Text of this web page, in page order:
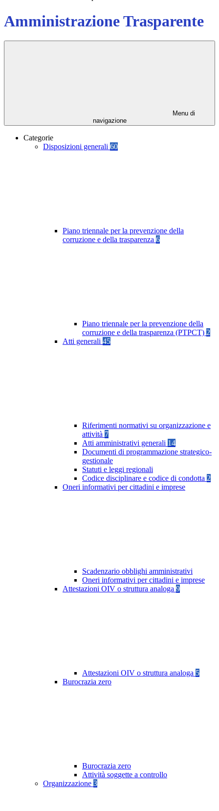
Amministrazione Trasparente
Menu di
navigazione
Categorie
Disposizioni generali 60
Piano triennale per la prevenzione della
corruzione e della trasparenza 6
Piano triennale per la prevenzione della
corruzione e della trasparenza (PTPCT) 2
Atti generali 45
Riferimenti normativi su organizzazione e
attività 7
Atti amministrativi generali 14
Documenti di programmazione strategico-
gestionale
Statuti e leggi regionali
Codice disciplinare e codice di condotta 2
Oneri informativi per cittadini e imprese
Scadenzario obblighi amministrativi
Oneri informativi per cittadini e imprese
Attestazioni OIV o struttura analoga 9
Attestazioni OIV o struttura analoga 5
Burocrazia zero
Burocrazia zero
Attività soggette a controllo
Organizzazione 3